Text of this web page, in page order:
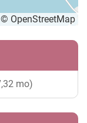
© OpenStreetMap
mo)